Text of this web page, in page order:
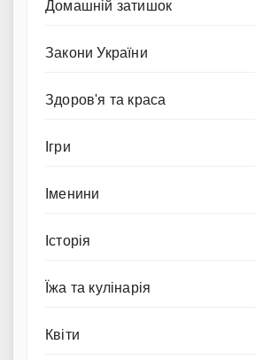
Домашній затишок
Закони України
Здоров'я та краса
Ігри
Іменини
Історія
Їжа та кулінарія
Квіти